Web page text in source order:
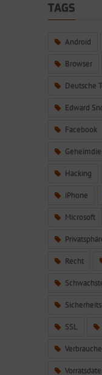
TAGS
Android
Browser
Deutsche
Edward
Facebook
Hacking
iPhone
Microsoft
Recht
SSL